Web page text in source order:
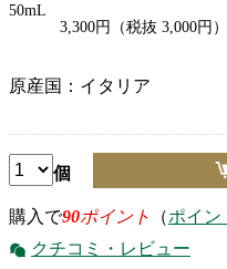
50mL
3,300円
（税抜 3,000円）
原産国：イタリア
個
購入で90ポイント （ポイン
クチコミ・レビュー